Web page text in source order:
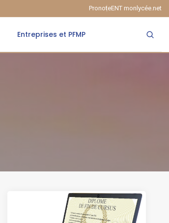
PronoteENT monlycée.net
Entreprises et PFMP